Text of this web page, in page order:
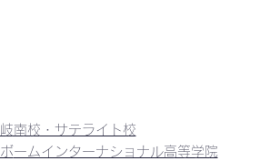
岐南校・サテライト校
​​ボームインターナショナル高等学院